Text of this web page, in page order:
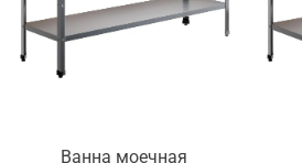
Ванна моечная